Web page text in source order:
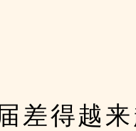
差得越来